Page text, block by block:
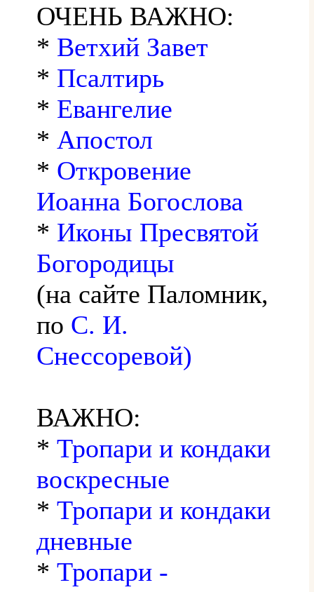
ОЧЕНЬ ВАЖНО:
* Ветхий Завет
* Псалтирь
* Евангелие
* Апостол
* Откровение
Иоанна Богослова
* Иконы Пресвятой
Богородицы
(на сайте Паломник,
по С. И.
Снессоревой)
ВАЖНО:
* Тропари и кондаки
воскресные
* Тропари и кондаки
дневные
* Тропари -